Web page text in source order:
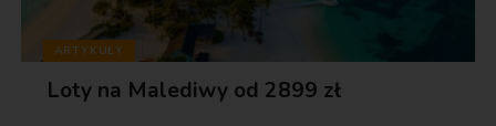
ARTYKUŁY
Loty na Malediwy od 2899 zł